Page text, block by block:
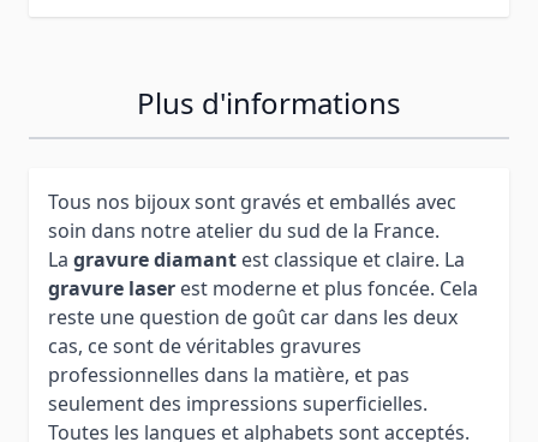
Plus d'informations
Tous nos bijoux sont gravés et emballés avec
soin dans notre atelier du sud de la France.
La gravure diamant est classique et claire. La
gravure laser est moderne et plus foncée. Cela
reste une question de goût car dans les deux
cas, ce sont de véritables gravures
professionnelles dans la matière, et pas
seulement des impressions superficielles.
Toutes les langues et alphabets sont acceptés.